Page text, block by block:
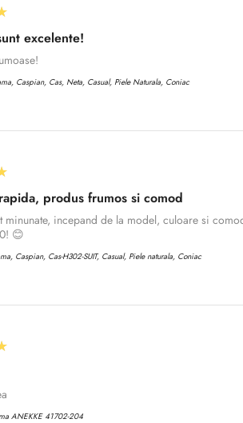
excelente!
Caspian, Cas, Neta, Casual, Piele Naturala, Coniac
produs frumos si comod
minunate, incepand de la model, culoare si
😊
Caspian, Cas-H302-SUIT, Casual, Piele naturala, Coniac
ANEKKE 41702-204
No, I'm not